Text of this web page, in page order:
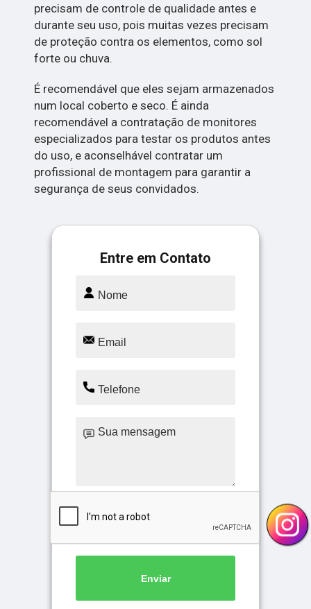
precisam de controle de qualidade antes e
durante seu uso, pois muitas vezes precisam
de proteção contra os elementos, como sol
forte ou chuva.
É recomendável que eles sejam armazenados
num local coberto e seco. É ainda
recomendável a contratação de monitores
especializados para testar os produtos antes
do uso, e aconselhável contratar um
profissional de montagem para garantir a
segurança de seus convidados.
Entre em Contato
Enviar